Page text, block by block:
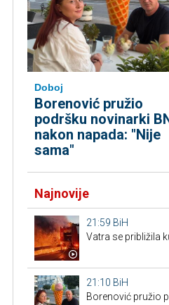
Doboj
Borenović pružio
podršku novinarki
nakon napada: "Nije
sama"
Najnovije
21:59 BiH
Vatra se približila
21:10 BiH
Borenović pružio